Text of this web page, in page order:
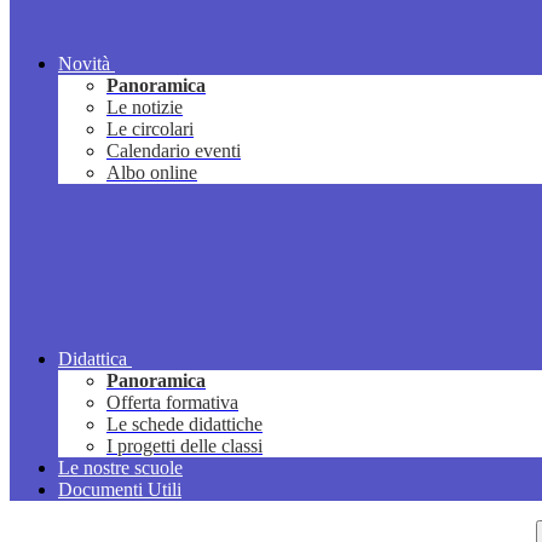
Novità
Panoramica
Le notizie
Le circolari
Calendario eventi
Albo online
Didattica
Panoramica
Offerta formativa
Le schede didattiche
I progetti delle classi
Le nostre scuole
Documenti Utili